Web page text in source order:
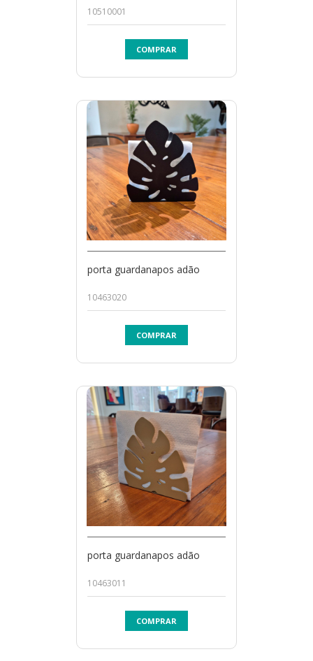
10510001
COMPRAR
porta guardanapos adão
10463020
COMPRAR
porta guardanapos adão
10463011
COMPRAR